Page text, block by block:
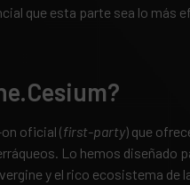
que esta parte sea lo más
oficial (first-party) que
Lo hemos diseñado
y el rico ecosistema de